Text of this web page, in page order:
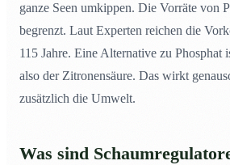
ganze Seen umkippen. Die Vorräte von
begrenzt. Laut Experten reichen die
115 Jahre. Eine Alternative zu Phosphat
also der Zitronensäure. Das wirkt
zusätzlich die Umwelt.
Was sind